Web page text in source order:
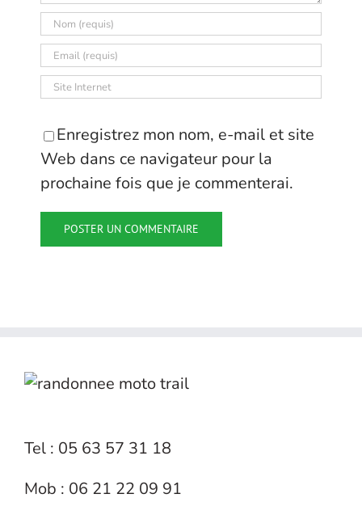
Enregistrez mon nom, e-mail et site
Web dans ce navigateur pour la
prochaine fois que je commenterai.
Tel : 05 63 57 31 18
Mob : 06 21 22 09 91